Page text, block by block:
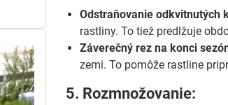
Odstraňovanie odkvitnutých
rastliny. To tiež predlžuje
Záverečný rez na konci
zemi. To pomôže rastline
5. Rozmnožovanie: